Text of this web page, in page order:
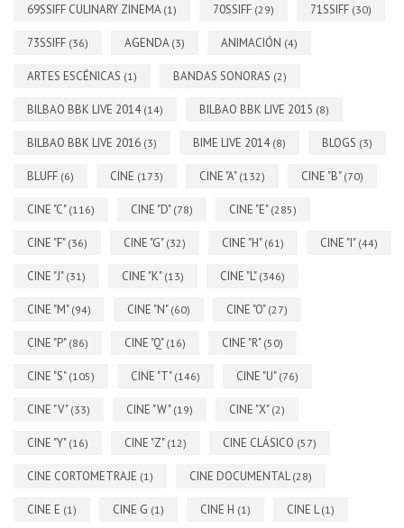
69SSIFF CULINARY ZINEMA (1) 70SSIFF (29) 71SSIFF (30)
73SSIFF (36) AGENDA (3) ANIMACIÓN (4)
ARTES ESCÉNICAS (1) BANDAS SONORAS (2)
BILBAO BBK LIVE 2014 (14) BILBAO BBK LIVE 2015 (8)
BILBAO BBK LIVE 2016 (3) BIME LIVE 2014 (8) BLOGS (3)
BLUFF (6) CINE (173) CINE "A" (132) CINE "B" (70)
CINE "C" (116) CINE "D" (78) CINE "E" (285)
CINE "F" (36) CINE "G" (32) CINE "H" (61) CINE "I" (44)
CINE "J" (31) CINE "K" (13) CINE "L" (346)
CINE "M" (94) CINE "N" (60) CINE "O" (27)
CINE "P" (86) CINE "Q" (16) CINE "R" (50)
CINE "S" (105) CINE "T" (146) CINE "U" (76)
CINE "V" (33) CINE "W" (19) CINE "X" (2)
CINE "Y" (16) CINE "Z" (12) CINE CLÁSICO (57)
CINE CORTOMETRAJE (1) CINE DOCUMENTAL(28)
CINE E (1) CINE G (1) CINE H (1) CINE L(1)